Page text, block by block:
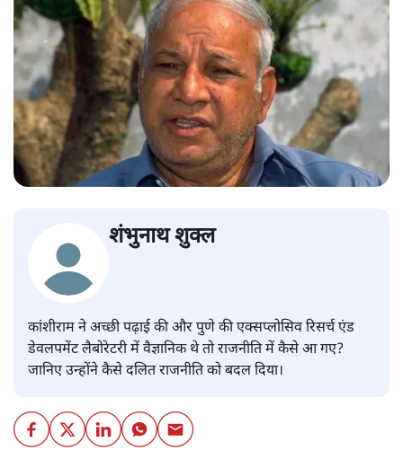
शंभुनाथ शुक्ल
कांशीराम ने अच्छी पढ़ाई की और पुणे की एक्सप्लोसिव रिसर्च एंड
डेवलपमेंट लैबोरेटरी में वैज्ञानिक थे तो राजनीति में कैसे आ गए?
जानिए उन्होंने कैसे दलित राजनीति को बदल दिया।